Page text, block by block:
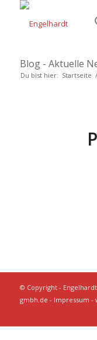
Blog - Aktuelle
Du bist hier: Startseite /
© Copyright - Engelhardt
gmbh.de - Impressum -